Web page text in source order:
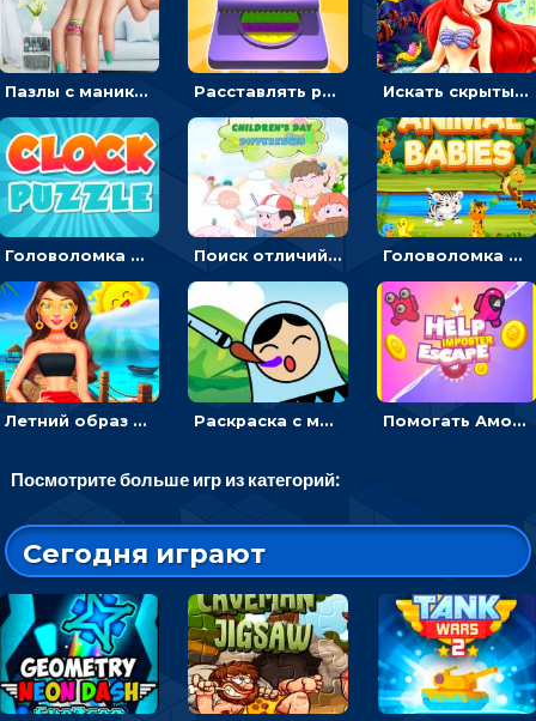
Пазлы с маникюром: собери идеальный рисунок для ногтей Расставлять резиновые кубики, чтобы делать поп-ит - гиперказуальные Искать скрытый алфавит на картинках с мультяшными героями - головоломка для детей
Головоломка с часами для детей: читать время по циферблату Поиск отличий на картинках с детьми - головоломка Головоломка Звери-малыши: открывай карточки по очереди, чтобы найти одинаковые
Летний образ для подруг: переодевать девочек для прогулки Раскраска с матрешками для девочек Помогать Амонг Ас бежать из комнаты через преграды - приключения
Посмотрите больше игр из категорий:
Сегодня играют